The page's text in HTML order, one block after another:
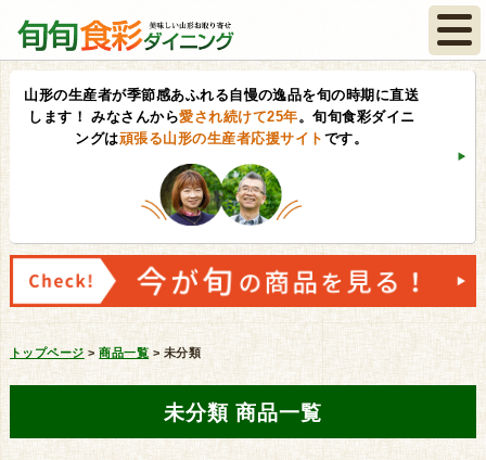
山形の生産者が季節感あふれる自慢の逸品を旬の時期に直送
します！ みなさんから愛され続けて25年。旬旬食彩ダイニ
ングは頑張る山形の生産者応援サイト です。
トップページ >商品一覧 > 未分類
未分類 商品一覧